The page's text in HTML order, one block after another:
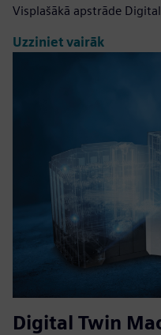
Visplašākā apstrāde
Uzziniet vairāk
Digital Twin